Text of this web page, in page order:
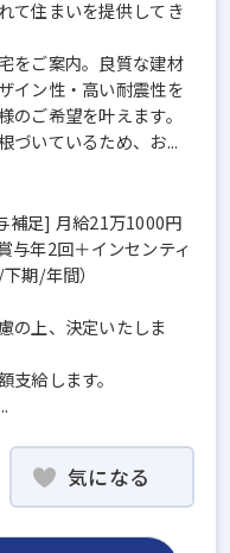
て住まいを提供してき
をご案内。良質な建材
イン性・高い耐震性を
のご希望を叶えます。
づいているため、お...
補足] 月給21万1000円
与年2回＋インセンティ
期/年間）
の上、決定いたしま
給します。
気になる